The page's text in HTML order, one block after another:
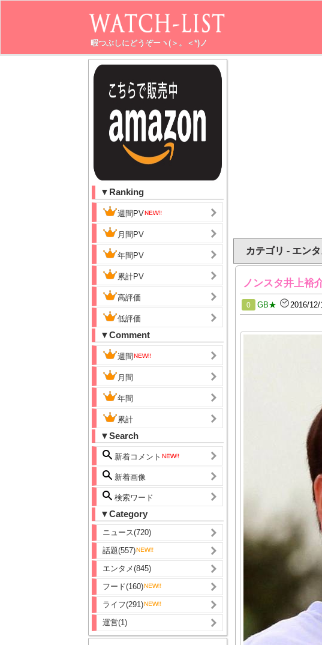
暇つぶしにどうぞーヽ(＞。＜*)ノ
▼Ranking
週間PV
月間PV
年間PV
累計PV
高評価
低評価
▼Comment
週間
月間
年間
累計
▼Search
新着コメント
新着画像
検索ワード
▼Category
ニュース(720)
話題(557)
エンタメ(845)
フード(160)
ライフ(291)
運営(1)
カテゴリ - エンタ
ノンスタ井上裕
0 GB★ 2016/